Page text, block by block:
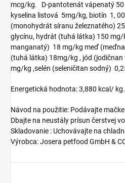
mcg/kg. D-pantotenát vápenatý
kyselina listová 5mg/kg, biotín 1,
(monohydrát síranu železnatého)
glycínu, hydrát (tuhá látka) 150 mg/
manganatý) 18 mg/kg meď
(tuhá látka) 18mg/kg , jód (jodičnan
mg/kg ,selén (seleničitan sodný)
Energetická hodnota: 3,880 kcal/ kg.
Návod na použitie: Podávajte
Dbajte na neustály prísun čerstvej
Skladovanie : Uchovávajte na
Výrobca: Josera petfood GmbH &